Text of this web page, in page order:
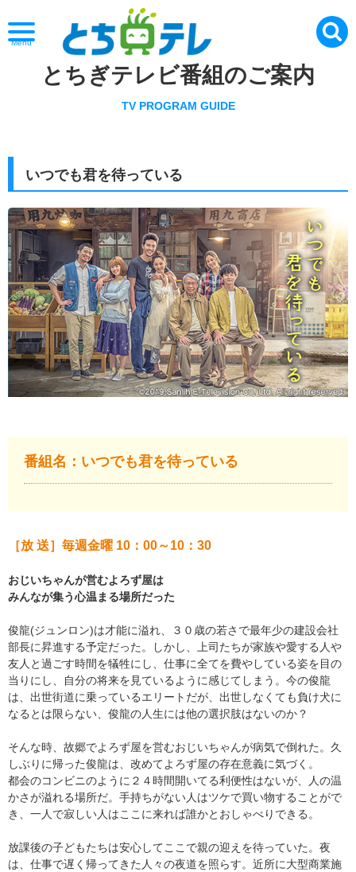
Menu
とちぎテレビ番組のご案内
TV PROGRAM GUIDE
いつでも君を待っている
番組名：いつでも君を待っている
［放 送］毎週金曜 10：00～10：30
おじいちゃんが営むよろず屋は
みんなが集う心温まる場所だった
俊龍(ジュンロン)は才能に溢れ、３０歳の若さで最年少の建設会社
部長に昇進する予定だった。しかし、上司たちが家族や愛する人や
友人と過ごす時間を犠牲にし、仕事に全てを費やしている姿を目の
当りにし、自分の将来を見ているように感じてしまう。今の俊龍
は、出世街道に乗っているエリートだが、出世しなくても負け犬に
なるとは限らない、俊龍の人生には他の選択肢はないのか？
そんな時、故郷でよろず屋を営むおじいちゃんが病気で倒れた。久
しぶりに帰った俊龍は、改めてよろず屋の存在意義に気づく。
都会のコンビニのように２４時間開いてる利便性はないが、人の温
かさが溢れる場所だ。手持ちがない人はツケで買い物することがで
き、一人で寂しい人はここに来れば誰かとおしゃべりできる。
放課後の子どもたちは安心してここで親の迎えを待っていた。夜
は、仕事で遅く帰ってきた人々の夜道を照らす。近所に大型商業施